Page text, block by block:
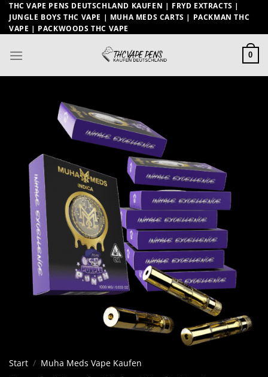
Zum
Inhalt
springen
THC VAPE PENS DEUTSCHLAND KAUFEN | FRYD EXTRACTS |
JUNGLE BOYS THC VAPE | MUHA MEDS CARTS | PACKMAN THC
VAPE | PACKWOODS THC VAPE
0
Start / Muha Meds Vape Kaufen